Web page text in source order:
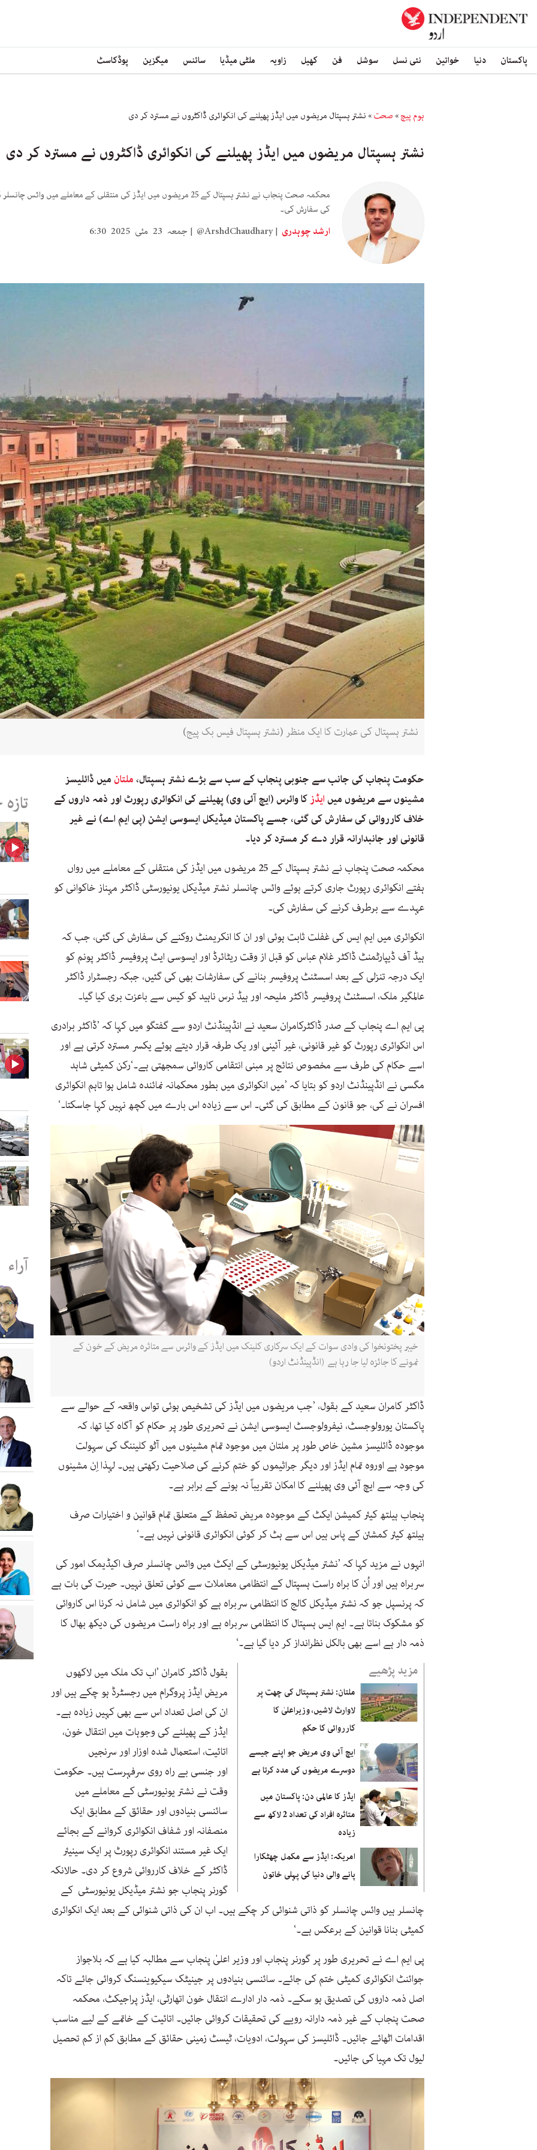
پاکستان دنیا خواتین نئی نسل سوشل فن کھیل زاویہ ملٹی میڈیا سائنس میگزین پوڈکاسٹ
ہوم پیچ» صحت» نشتر ہسپتال مریضوں میں ایڈز پھیلنے کی انکوائری ڈاکٹروں نے مسترد کر دی
نشتر ہسپتال مریضوں میں ایڈز پھیلنے کی انکوائری ڈاکٹروں نے مسترد کر دی
محکمہ صحت پنجاب نے نشتر ہسپتال کے 25 مریضوں میں ایڈز کی منتقلی کے
کی سفارش کی۔
ارشد چوہدری @ArshdChaudhary جمعہ 23 مئی 2025 6:30
نشتر ہسپتال کی عمارت کا ایک منظر (نشتر ہسپتال فیس بک پیج)
حکومت پنجاب کی جانب سے جنوبی پنجاب کے سب سے بڑے نشتر ہسپتال، ملتان میں ڈائلیسز
مشینوں سے مریضوں میں ایڈز کا وائرس (ایچ آئی وی) پھیلنے کی انکوائری رپورٹ اور ذمہ داروں کے
خلاف کارروائی کی سفارش کی گئی، جسے پاکستان میڈیکل ایسوسی ایشن (پی ایم اے) نے غیر
قانونی اور جانبدارانہ قرار دے کر مسترد کر دیا۔
محکمہ صحت پنجاب نے نشتر ہسپتال کے 25 مریضوں میں ایڈز کی منتقلی کے معاملے میں رواں
ہفتے انکوائری رپورٹ جاری کرتے ہوئے وائس چانسلر نشتر میڈیکل یونیورسٹی ڈاکٹر مہناز خاکوانی کو
عہدے سے برطرف کرنے کی سفارش کی۔
انکوائری میں ایم ایس کی غفلت ثابت ہوئی اور ان کا انکریمنٹ روکنے کی سفارش کی گئی، جب کہ
ہیڈ آف ڈیپارٹمنٹ ڈاکٹر غلام عباس کو قبل از وقت ریٹائرڈ اور ایسوسی ایٹ پروفیسر ڈاکٹر پونم کو
ایک درجہ تنزلی کے بعد اسسٹنٹ پروفیسر بنانے کی سفارشات بھی کی گئیں، جبکہ رجسٹرار ڈاکٹر
عالمگیر ملک، اسسٹنٹ پروفیسر ڈاکٹر ملیحہ اور ہیڈ نرس ناہید کو کیس سے باعزت بری کیا گیا۔
پی ایم اے پنجاب کے صدر ڈاکٹرکامران سعید نے انڈپینڈنٹ اردو سے گفتگو میں کہا کہ ’ڈاکٹر برادری
اس انکوائری رپورٹ کو غیر قانونی، غیر آئینی اور یک طرفہ قرار دیتے ہوئے یکسر مسترد کرتی ہے اور
اسے حکام کی طرف سے مخصوص نتائج پر مبنی انتقامی کاروائی سمجھتی ہے۔‘رکن کمیٹی شاہد
مگسی نے انڈپینڈنٹ اردو کو بتایا کہ ’میں انکوائری میں بطور محکمانہ نمائندہ شامل ہوا تاہم انکوائری
افسران نے کی، جو قانون کے مطابق کی گئی۔ اس سے زیادہ اس بارے میں کچھ نہیں کہا جاسکتا۔‘
خیبر پختونخوا کی وادی سوات کے ایک سرکاری کلینک میں ایڈز کے وائرس سے متاثرہ مریض کے خون کے
نمونے کا جائزہ لیا جا رہا ہے (انڈپینڈنٹ اردو)
ڈاکٹر کامران سعید کے بقول، ’جب مریضوں میں ایڈز کی تشخیص ہوئی تواس واقعہ کے حوالے سے
پاکستان یورولوجسٹ، نیفرولوجسٹ ایسوسی ایشن نے تحریری طور پر حکام کو آگاہ کیا تھا، کہ
موجودہ ڈائلیسز مشین خاص طور پر ملتان میں موجود تمام مشینوں میں آٹو کلیننگ کی سہولت
موجود ہے اوروہ تمام ایڈز اور دیگر جراثیموں کو ختم کرنے کی صلاحیت رکھتی ہیں۔ لہذا اِن مشینوں
کی وجہ سے ایچ آئی وی پھیلنے کا امکان تقریباً نہ ہونے کے برابر ہے۔
پنجاب ہیلتھ کیئر کمیشن ایکٹ کے موجودہ مریض تحفظ کے متعلق تمام قوانین و اختیارات صرف
ہیلتھ کیئر کمشئن کے پاس ہیں اس سے ہٹ کر کوئی انکوائری قانونی نہیں ہے۔‘
انہوں نے مزید کہا کہ ’نشتر میڈیکل یونیورسٹی کے ایکٹ میں وائس چانسلر صرف اکیڈیمک امور کی
سربراہ ہیں اور اُن کا براہ راست ہسپتال کے انتظامی معاملات سے کوئی تعلق نہیں۔ حیرت کی بات ہے
کہ پرنسپل جو کہ نشتر میڈیکل کالج کا انتظامی سربراہ ہے کو انکوائری میں شامل نہ کرنا اس کاروائی
کو مشکوک بناتا ہے۔ ایم ایس ہسپتال کا انتظامی سربراہ ہے اور براہ راست مریضوں کی دیکھ بھال کا
ذمہ دار ہے اسے بھی بالکل نظرانداز کر دیا گیا ہے۔‘
مزید پڑھیے
ملتان: نشتر ہسپتال کی چھت پر
لاوارث لاشیں، وزیراعلیٰ کا
کارروائی کا حکم
ایچ آئی وی مریض جو اپنے جیسے
دوسرے مریضوں کی مدد کرتا ہے
ایڈز کا عالمی دن: پاکستان میں
متاثرہ افراد کی تعداد 2 لاکھ سے
زیادہ
امریکہ: ایڈز سے مکمل چھٹکارا
پانے والی دنیا کی پہلی خاتون
بقول ڈاکٹر کامران ’اب تک ملک میں لاکھوں
مریض ایڈز پروگرام میں رجسٹرڈ ہو چکے ہیں اور
ان کی اصل تعداد اس سے بھی کہیں زیادہ ہے۔
ایڈز کے پھیلنے کی وجوہات میں انتقال خون،
اتائیت، استعمال شدہ اوزار اور سرنجیں
اور جنسی بے راہ روی سرفہرست ہیں۔ حکومت
وقت نے نشتر یونیورسٹی کے معاملے میں
سائنسی بنیادوں اور حقائق کے مطابق ایک
منصفانہ اور شفاف انکوائری کروانے کے بجائے
ایک غیر مستند انکوائری رپورٹ پر ایک سینیئر
ڈاکٹر کے خلاف کارروائی شروع کر دی۔ حالانکہ
گورنر پنجاب جو نشتر میڈیکل یونیورسٹی کے
چانسلر ہیں وائس چانسلر کو ذاتی شنوائی کر چکے ہیں۔ اب ان کی ذاتی شنوائی کے بعد ایک انکوائری
کمیٹی بنانا قوانین کے برعکس ہے۔‘
پی ایم اے نے تحریری طور پر گورنر پنجاب اور وزیر اعلیٰ پنجاب سے مطالبہ کیا ہے کہ بلاجواز
جوائنٹ انکوائری کمیٹی ختم کی جائے۔ سائنسی بنیادوں پر جینیٹک سیکیوینسنگ کروائی جائے تاکہ
اصل ذمہ داروں کی تصدیق ہو سکے۔ ذمہ دار ادارے انتقال خون اتھارٹی، ایڈز پراجیکٹ، محکمہ
صحت پنجاب کے غیر ذمہ دارانہ رویے کی تحقیقات کروائی جائیں۔ اتائیت کے خاتمے کے لیے مناسب
اقدامات اٹھائے جائیں۔ ڈائلیسز کی سہولت، ادویات، ٹیسٹ زمینی حقائق کے مطابق کم از کم تحصیل
لیول تک مہیا کی جائیں۔
آراء